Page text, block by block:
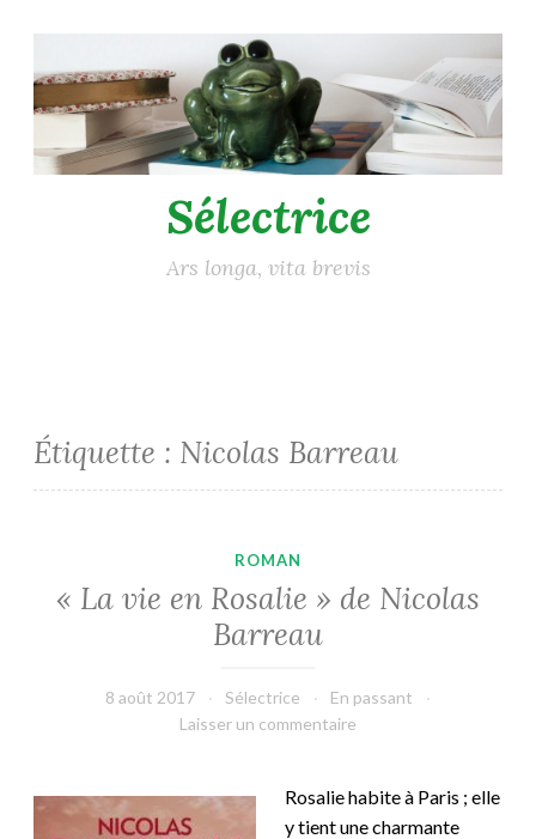
au
contenu
principal
Sélectrice
Ars longa, vita brevis
Étiquette : Nicolas Barreau
ROMAN
« La vie en Rosalie » de Nicolas
Barreau
8 août 2017 Sélectrice
En passant
Laisser un commentaire
Rosalie habite à Paris ; elle
y tient une charmante